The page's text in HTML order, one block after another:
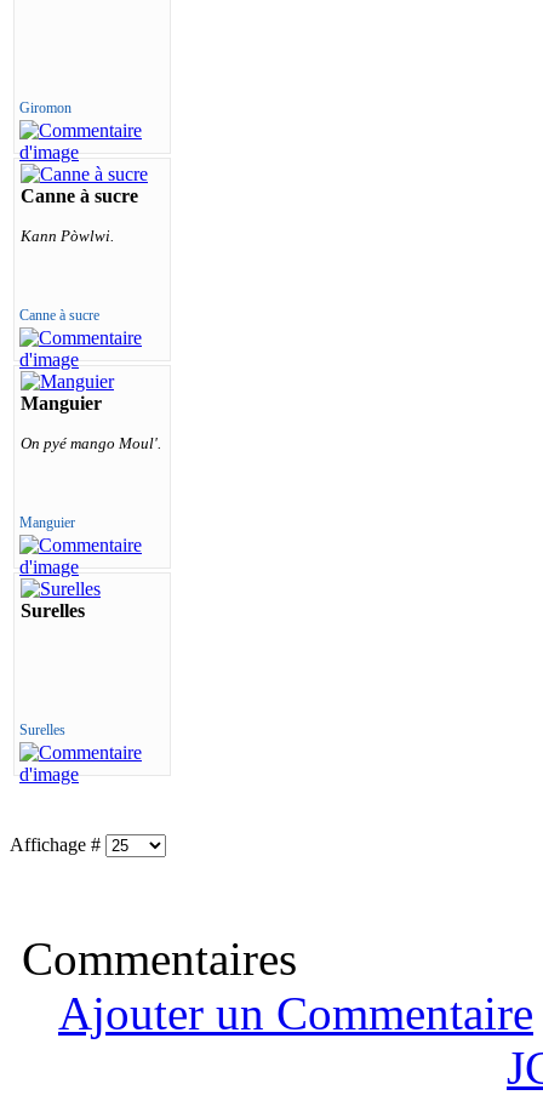
Giromon
Canne à sucre
Kann Pòwlwi.
Canne à sucre
Manguier
On pyé mango Moul'.
Manguier
Surelles
Surelles
Affichage #
Commentaires
Ajouter un Commentaire